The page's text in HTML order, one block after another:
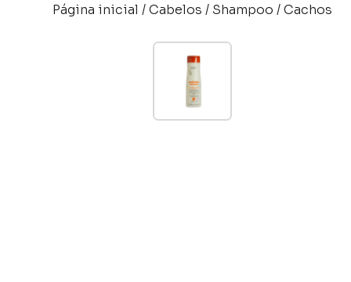
Página inicial /Cabelos / Shampoo /Cachos